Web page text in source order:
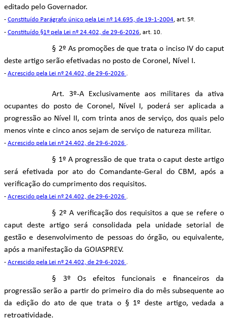
editado pelo Governador.
- Constituído Parágrafo único pela Lei nº 14.695, de 19-1-2004, art. 5º.
- Constituído §1º pela Lei nº 24.402, de 29-6-2026, art. 10.
§ 2º As promoções de que trata o inciso IV do caput
deste artigo serão efetivadas no posto de Coronel, Nível I.
- Acrescido pela Lei nº 24.402, de 29-6-2026 .
Art. 3º-A Exclusivamente aos militares da ativa
ocupantes do posto de Coronel, Nível I, poderá ser aplicada a
progressão ao Nível II, com trinta anos de serviço, dos quais pelo
menos vinte e cinco anos sejam de serviço de natureza militar.
- Acrescido pela Lei nº 24.402, de 29-6-2026 .
§ 1º A progressão de que trata o caput deste artigo
será efetivada por ato do Comandante-Geral do CBM, após a
verificação do cumprimento dos requisitos.
- Acrescido pela Lei nº 24.402, de 29-6-2026 .
§ 2º A verificação dos requisitos a que se refere o
caput deste artigo será consolidada pela unidade setorial de
gestão e desenvolvimento de pessoas do órgão, ou equivalente,
após a manifestação da GOIASPREV.
- Acrescido pela Lei nº 24.402, de 29-6-2026 .
§ 3º Os efeitos funcionais e financeiros da
progressão serão a partir do primeiro dia do mês subsequente ao
da edição do ato de que trata o § 1º deste artigo, vedada a
retroatividade.